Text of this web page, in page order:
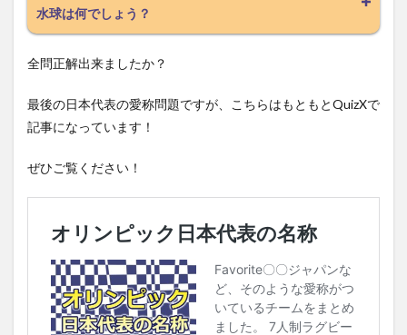
水球は何でしょう？
全問正解出来ましたか？
最後の日本代表の愛称問題ですが、こちらはもともとQuizXで
記事になっています！
ぜひご覧ください！